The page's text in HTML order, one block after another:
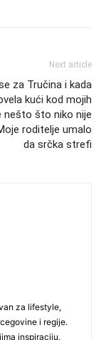
Next article
za Tručina i kada
kući kod mojih
nešto što niko nije
roditelje umalo
da srčka strefi
za lifestyle,
i regije.
inspiraciju,